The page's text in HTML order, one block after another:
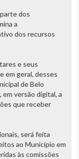
dos
a
dos recursos
e seus
em geral, desses
de Belo
em versão digital, a
que receber
será feita
ao Município em
às comissões